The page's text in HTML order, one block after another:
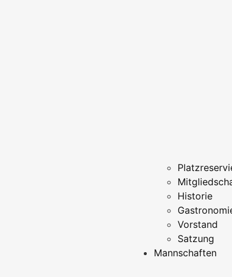
Historie
Vorstand
Satzung
Mannschaften